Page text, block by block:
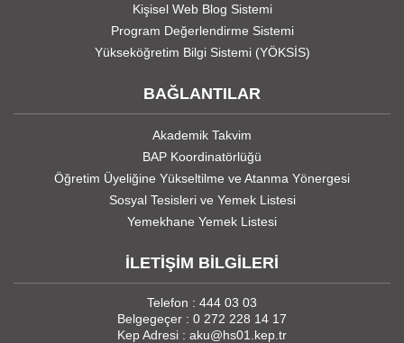
Kişisel Web Blog Sistemi
Program Değerlendirme Sistemi
Yükseköğretim Bilgi Sistemi (YÖKSİS)
BAĞLANTILAR
Akademik Takvim
BAP Koordinatörlüğü
Öğretim Üyeliğine Yükseltilme ve Atanma Yönergesi
Sosyal Tesisleri ve Yemek Listesi
Yemekhane Yemek Listesi
İLETİŞİM BİLGİLERİ
Telefon : 444 03 03
Belgegeçer : 0 272 228 14 17
Kep Adresi : aku@hs01.kep.tr